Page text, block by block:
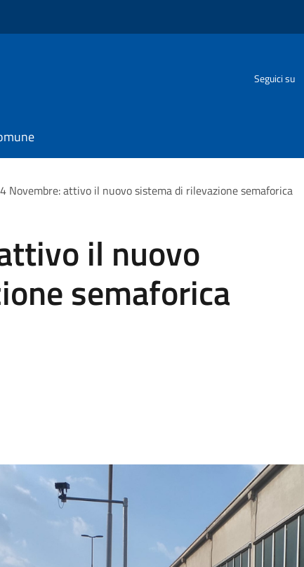
Seguici su
Novembre: attivo il nuovo sistema di rilevazione semaforica
il nuovo
semaforica